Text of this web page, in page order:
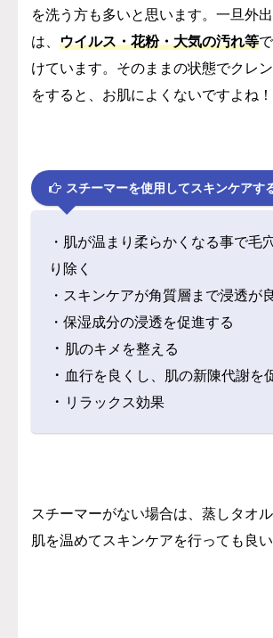
を洗う方も多いと思います。 一旦外
は、 ウイルス・花粉・大気の汚れ等
けています。 そのままの状態でクレ
をすると、お肌によくないですよね！
スチーマーを使用してスキンケアす
・肌が温まり柔らかくなる事で毛
り除く
・スキンケアが角質層まで浸透が
・保湿成分の浸透を促進する
・ 肌のキメを整える
・ 血行を良くし、肌の新陳代謝を
・ リラックス効果
スチーマーがない場合は、蒸しタオ
肌を温めてスキンケアを行っても良い